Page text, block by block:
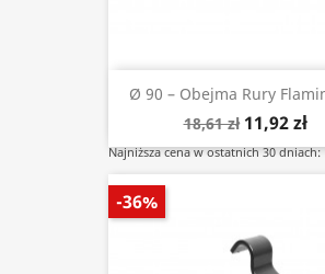
Ø 90 – Obejma Rury
18,61 zł 11,92 zł
Najniższa cena w ostatnich 30 dniach:
-36%